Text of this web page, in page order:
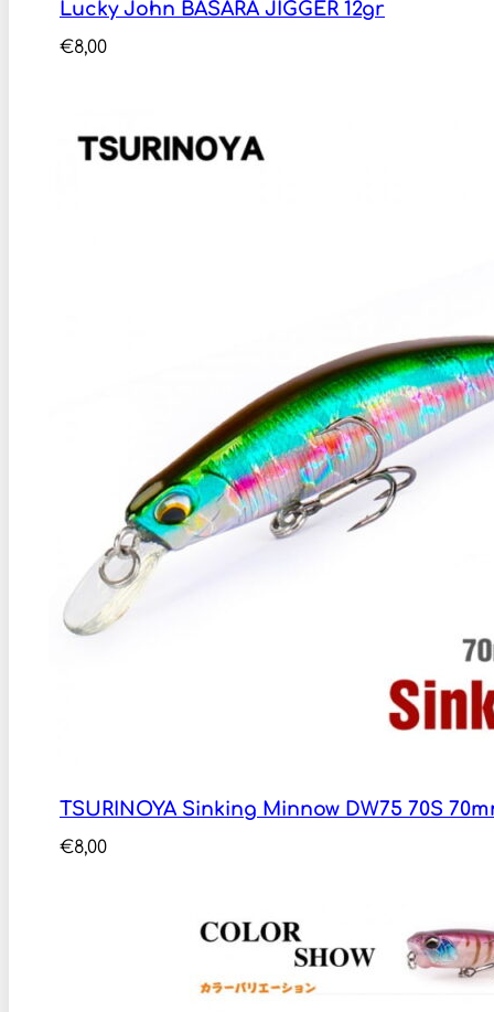
Lucky John BASARA JIGGER 12gr
€8,00
TSURINOYA Sinking Minnow DW75 70S
€8,00